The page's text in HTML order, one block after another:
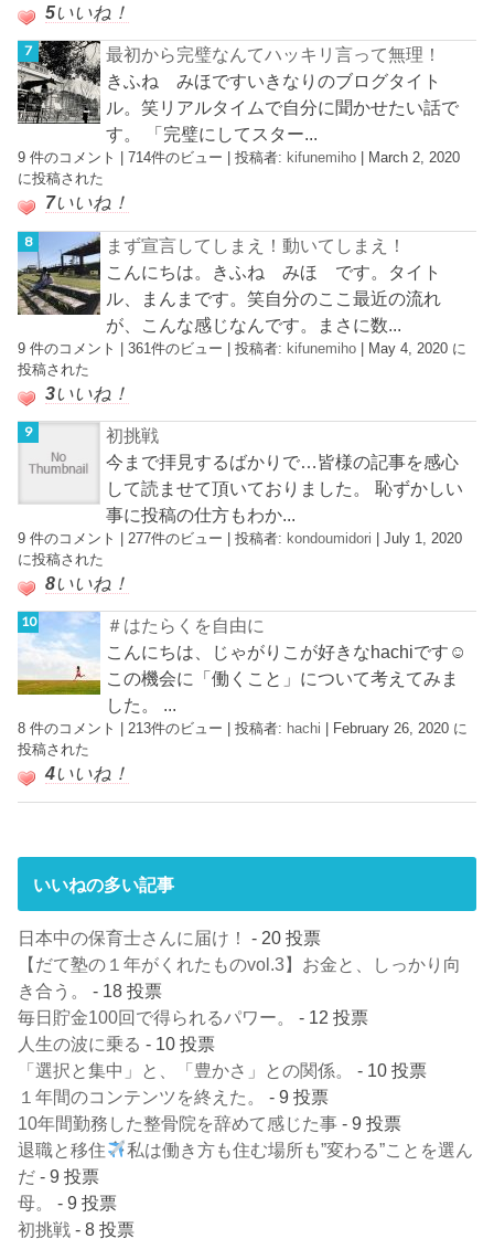
5いいね！
最初から完璧なんてハッキリ言って無理！
きふね みほですいきなりのブログタイト
ル。笑リアルタイムで自分に聞かせたい話で
す。 「完璧にしてスター...
9 件のコメント |714件のビュー |投稿者: kifunemiho
March 2, 2020
に投稿された
7いいね！
まず宣言してしまえ！動いてしまえ！
こんにちは。きふね みほ です。タイト
ル、まんまです。笑自分のここ最近の流れ
が、こんな感じなんです。まさに数...
9 件のコメント |361件のビュー |投稿者: kifunemiho | May 4, 2020 に
投稿された
3いいね！
初挑戦
今まで拝見するばかりで…皆様の記事を感心
して読ませて頂いておりました。 恥ずかしい
事に投稿の仕方もわか...
9 件のコメント |277件のビュー |投稿者: kondoumidori |July 1, 2020
に投稿された
8いいね！
＃はたらくを自由に
こんにちは、じゃがりこが好きなhachiです☺︎
この機会に「働くこと」について考えてみま
した。 ...
8 件のコメント |213件のビュー |投稿者: hachi
February 26, 2020 に
投稿された
4いいね！
いいねの多い記事
日本中の保育士さんに届け！
- 20 投票
【だて塾の１年がくれたものvol.3】お金と、しっかり向
き合う。
- 18 投票
毎日貯金100回で得られるパワー。
- 12 投票
人生の波に乗る - 10 投票
「選択と集中」と、「豊かさ」との関係。
- 10 投票
１年間のコンテンツを終えた。
- 9 投票
10年間勤務した整骨院を辞めて感じた事 - 9 投票
退職と移住
私は働き方も住む場所も”変わる”ことを選ん
だ - 9 投票
母。
- 9 投票
初挑戦 - 8 投票